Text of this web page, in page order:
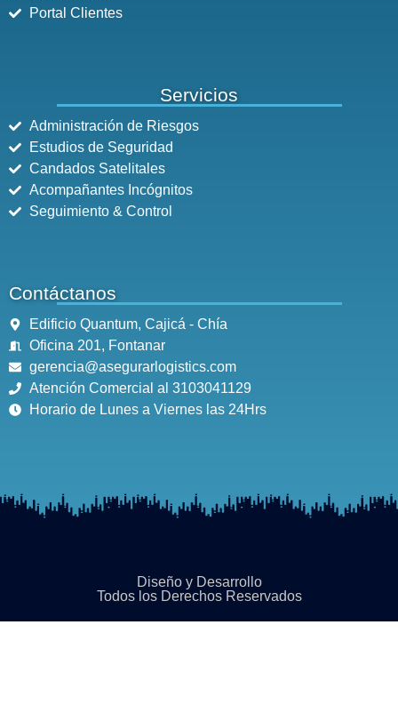
Portal Clientes
Servicios
Administración de Riesgos
Estudios de Seguridad
Candados Satelitales
Acompañantes Incógnitos
Seguimiento & Control
Contáctanos
Edificio Quantum, Cajicá - Chía
Oficina 201, Fontanar
gerencia@asegurarlogistics.com
Atención Comercial al 3103041129
Horario de Lunes a Viernes las 24Hrs
Diseño y Desarrollo
Todos los Derechos Reservados